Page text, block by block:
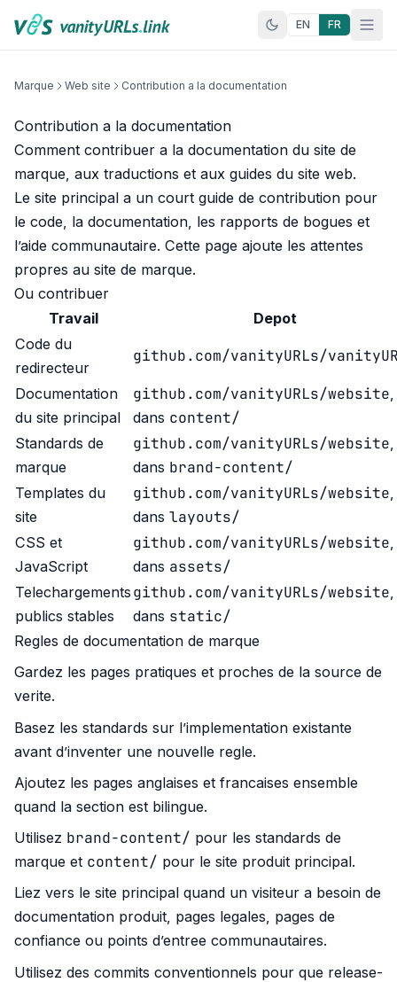
Aller au contenu
EN FR
Marque Web site Contribution a la documentation
Contribution a la documentation
Comment contribuer a la documentation du site de
marque, aux traductions et aux guides du site web.
Le site principal a un court guide de contribution pour
le code, la documentation, les rapports de bogues et
l’aide communautaire. Cette page ajoute les attentes
propres au site de marque.
Ou contribuer
Travail
Depot
Code du
redirecteur
github.com/vanityURLs/
Documentation
du site principal
github.com/vanityURLs/website,
dans content/
Standards de
marque
github.com/vanityURLs/website,
dans brand-content/
Templates du
site
github.com/vanityURLs/website,
dans layouts/
CSS et
JavaScript
github.com/vanityURLs/website,
dans assets/
Telechargements
publics stables
github.com/vanityURLs/website,
dans static/
Regles de documentation de marque
Gardez les pages pratiques et proches de la source de
verite.
Basez les standards sur l’implementation existante
avant d’inventer une nouvelle regle.
Ajoutez les pages anglaises et francaises ensemble
quand la section est bilingue.
Utilisez brand-content/ pour les standards de
marque et content/ pour le site produit principal.
Liez vers le site principal quand un visiteur a besoin de
documentation produit, pages legales, pages de
confiance ou points d’entree communautaires.
Utilisez des commits conventionnels pour que release-